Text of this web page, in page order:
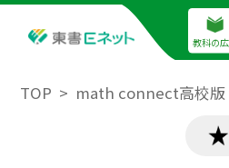
教科の
TOP math connect高校版